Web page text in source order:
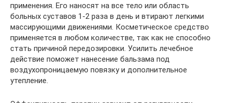
применения. Его наносят на все тело или область
больных суставов 1-2 раза в день и втирают легкими
массирующими движениями. Косметическое средство
применяется в любом количестве, так как не способно
стать причиной передозировки. Усилить лечебное
действие поможет нанесение бальзама под
воздухопроницаемую повязку и дополнительное
утепление.